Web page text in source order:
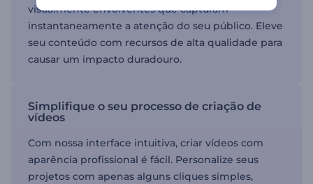
visualmente envolventes que capturam
instantaneamente a atenção do seu público. Eleve
seu conteúdo com recursos de alta qualidade para
causar um impacto duradouro.
Simplifique o seu processo de criação de
vídeos
Com nossa interface intuitiva, criar vídeos com
aparência profissional é fácil. Personalize seus
projetos com apenas alguns cliques simples,